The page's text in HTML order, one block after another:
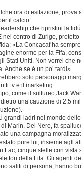
ora di esitazione,
il calcio.
che ripristini la
centro di Zurigo,
«La Concacaf ha
enorme per la Fifa,
Stati Uniti. Non vorrei che
Anche se è un po’ tardi».
solo personaggi
tv e il marketing.
come il sulfureo Jack
una cauzione di 2,5
grandi ladri nel mondo
Marin, Del Nero, fa
una campagna
pure lui, insieme agli
Lac, cinque stelle con
della Fifa. Gli agenti
saliti di persona, hanno